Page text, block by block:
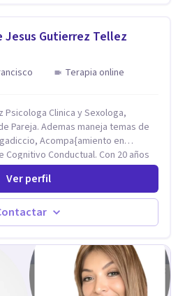
y del trabajo analítico conjunto, se
aún condicionan el presente, se les
se transforma su impacto
los pacientes logran mayor
Jesus Gutierrez Tellez
Terapia online
Pareja. Ademas maneja temas de
en
Conductual. Con 20 años
capacitandose en las
Mental.
Ver perfil